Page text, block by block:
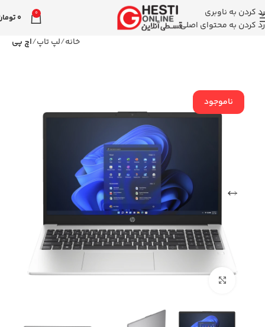
رد کردن به ناوبری
رد کردن به محتوای اصلی
0
0
خانه لپ تاپ اچ پی
ناموجود